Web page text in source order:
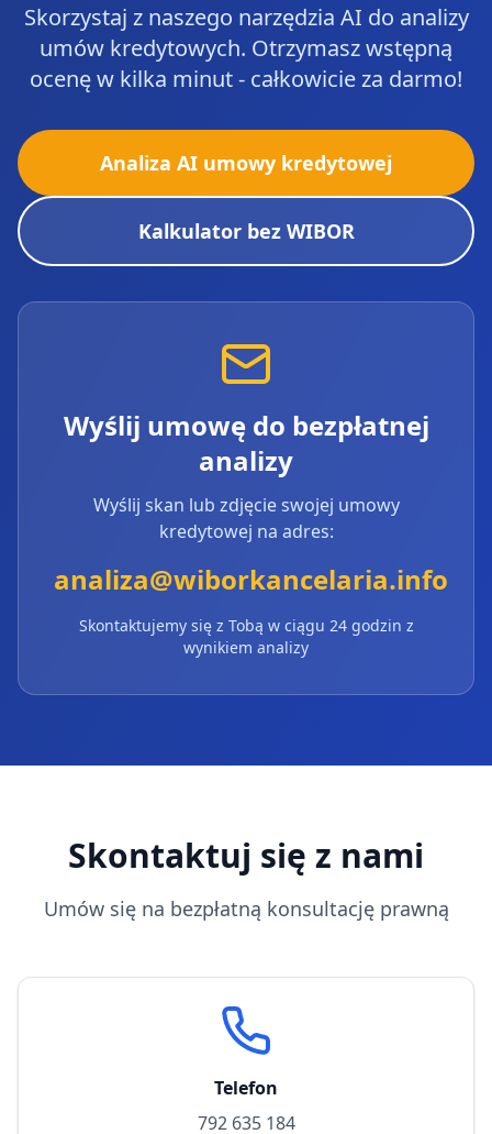
Skorzystaj z naszego narzędzia AI do analizy
umów kredytowych. Otrzymasz wstępną
ocenę w kilka minut - całkowicie za darmo!
Analiza AI umowy kredytowej
Kalkulator bez WIBOR
Wyślij umowę do bezpłatnej
analizy
Wyślij skan lub zdjęcie swojej umowy
kredytowej na adres:
analiza@wiborkancelaria.info
Skontaktujemy się z Tobą w ciągu 24 godzin z
wynikiem analizy
Skontaktuj się z nami
Umów się na bezpłatną konsultację prawną
Telefon
792 635 184